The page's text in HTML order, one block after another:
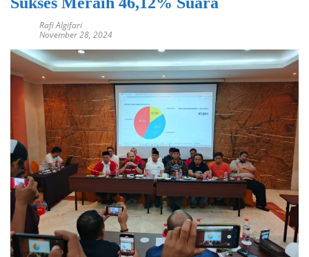
Rafi Algifari
November 28, 2024